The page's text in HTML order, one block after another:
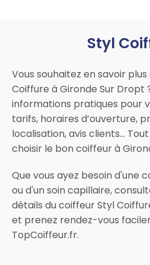
Styl
Vous souhaitez en savoir
Coiffure à Gironde Sur Dropt
informations pratiques pour
tarifs, horaires d’ouverture,
localisation, avis clients…
choisir le bon coiffeur à
Que vous ayez besoin d'une
ou d'un soin capillaire,
détails du coiffeur Styl
et prenez rendez-vous
TopCoiffeur.fr.